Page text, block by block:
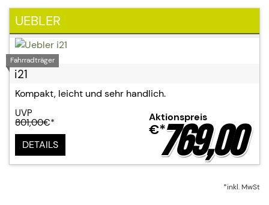
UEBLER
Fahrradträger
i21
Kompakt, leicht und sehr handlich.
UVP
801,00€* Aktionspreis
769,00
€*
DETAILS
*inkl. MwSt